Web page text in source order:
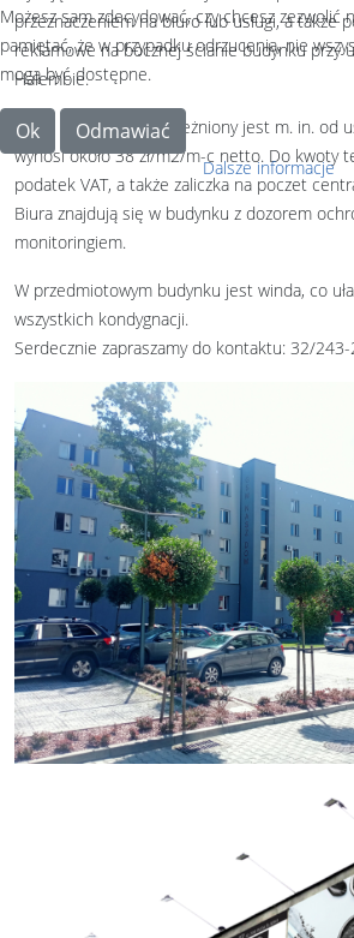
przeznaczeniem na biuro lub usługi, a także
reklamowe na bocznej ścianie budynku przy
Halembie.
Koszt najmu lokali uzależniony jest m. in. od
wynosi około 38 zł/m2/m-c netto. Do kwoty
podatek VAT, a także zaliczka na poczet
Biura znajdują się w budynku z dozorem
monitoringiem.
W przedmiotowym budynku jest winda, co
wszystkich kondygnacji.
Serdecznie zapraszamy do kontaktu: 32/
Możesz sam zdecydować, czy chcesz zezwolić
pamiętać, że w przypadku odrzucenia, nie
mogą być dostępne.
Ok Odmawiać
Dalsze informacje